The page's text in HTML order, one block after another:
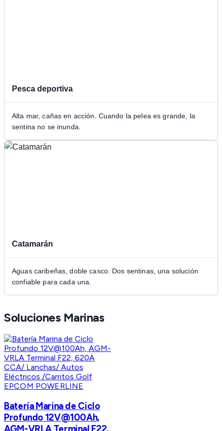
Pesca deportiva
Alta mar, cañas en acción. Cuando la pelea es grande, la
sentina no se inunda.
Catamarán
Aguas caribeñas, doble casco. Dos sentinas, una solución
confiable para cada una.
Soluciones Marinas
EPCOM POWERLINE
Batería Marina de Ciclo
Profundo 12V@100Ah,